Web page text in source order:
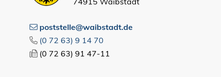
poststelle@waibstadt.de
(0 72 63) 9 14 70
(0 72 63) 91 47-11